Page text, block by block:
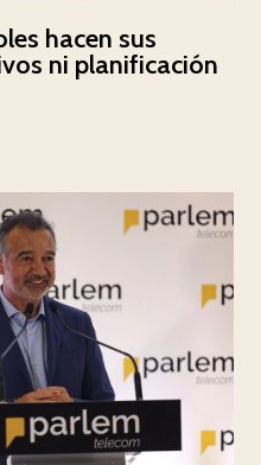
hacen sus
ni planificación